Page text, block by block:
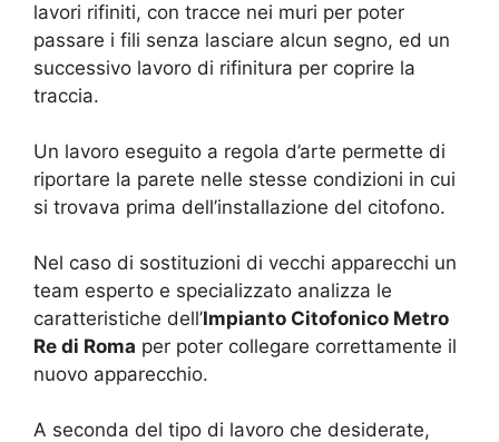
lavori rifiniti, con tracce nei muri per poter
passare i fili senza lasciare alcun segno, ed un
successivo lavoro di rifinitura per coprire la
traccia.
Un lavoro eseguito a regola d’arte permette di
riportare la parete nelle stesse condizioni in cui
si trovava prima dell’installazione del citofono.
Nel caso di sostituzioni di vecchi apparecchi un
team esperto e specializzato analizza le
caratteristiche dell’Impianto Citofonico Metro
Re di Roma per poter collegare correttamente il
nuovo apparecchio.
A seconda del tipo di lavoro che desiderate,